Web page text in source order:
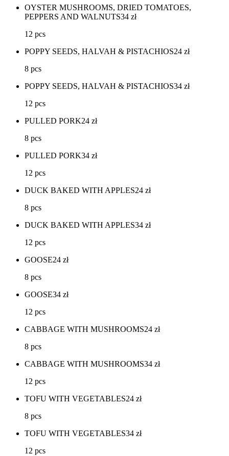
OYSTER MUSHROOMS, DRIED TOMATOES,
PEPPERS AND WALNUTS34 zł
12 pcs
POPPY SEEDS, HALVAH & PISTACHIOS24 zł
8 pcs
POPPY SEEDS, HALVAH & PISTACHIOS34 zł
12 pcs
PULLED PORK24 zł
8 pcs
PULLED PORK34 zł
12 pcs
DUCK BAKED WITH APPLES24 zł
8 pcs
DUCK BAKED WITH APPLES34 zł
12 pcs
GOOSE24 zł
8 pcs
GOOSE34 zł
12 pcs
CABBAGE WITH MUSHROOMS24 zł
8 pcs
CABBAGE WITH MUSHROOMS34 zł
12 pcs
TOFU WITH VEGETABLES24 zł
8 pcs
TOFU WITH VEGETABLES34 zł
12 pcs